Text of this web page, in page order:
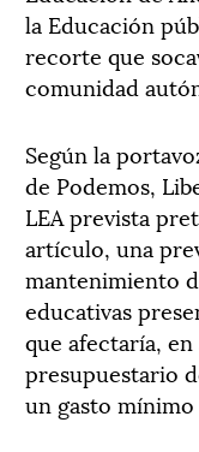
la Educación
recorte que
comunidad
Según la
de Podemos,
LEA prevista
artículo, una
mantenimiento
educativas
que afectaría,
presupuestario
un gasto mínimo